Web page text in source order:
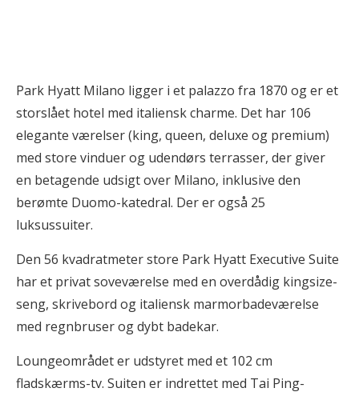
Park Hyatt Milano ligger i et palazzo fra 1870 og er et
storslået hotel med italiensk charme. Det har 106
elegante værelser (king, queen, deluxe og premium)
med store vinduer og udendørs terrasser, der giver
en betagende udsigt over Milano, inklusive den
berømte Duomo-katedral. Der er også 25
luksussuiter.
Den 56 kvadratmeter store Park Hyatt Executive Suite
har et privat soveværelse med en overdådig kingsize-
seng, skrivebord og italiensk marmorbadeværelse
med regnbruser og dybt badekar.
Loungeområdet er udstyret med et 102 cm
fladskærms-tv. Suiten er indrettet med Tai Ping-